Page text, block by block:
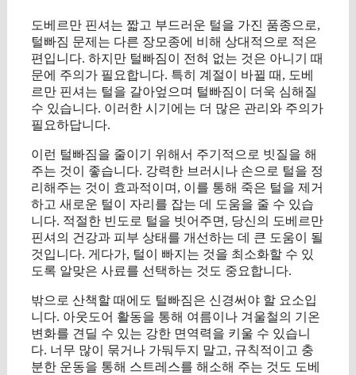
도베르만 핀셔는 짧고 부드러운 털을 가진 품종으로,
털빠짐 문제는 다른 장모종에 비해 상대적으로 적은
편입니다. 하지만 털빠짐이 전혀 없는 것은 아니기 때
문에 주의가 필요합니다. 특히 계절이 바뀔 때, 도베
르만 핀셔는 털을 갈아엎으며 털빠짐이 더욱 심해질
수 있습니다. 이러한 시기에는 더 많은 관리와 주의가
필요하답니다.
이런 털빠짐을 줄이기 위해서 주기적으로 빗질을 해
주는 것이 좋습니다. 강력한 브러시나 손으로 털을 정
리해주는 것이 효과적이며, 이를 통해 죽은 털을 제거
하고 새로운 털이 자리를 잡는 데 도움을 줄 수 있습
니다. 적절한 빈도로 털을 빗어주면, 당신의 도베르만
핀셔의 건강과 피부 상태를 개선하는 데 큰 도움이 될
것입니다. 게다가, 털이 빠지는 것을 최소화할 수 있
도록 알맞은 사료를 선택하는 것도 중요합니다.
밖으로 산책할 때에도 털빠짐은 신경써야 할 요소입
니다. 아웃도어 활동을 통해 여름이나 겨울철의 기온
변화를 견딜 수 있는 강한 면역력을 키울 수 있습니
다. 너무 많이 묶거나 가둬두지 말고, 규칙적이고 충
분한 운동을 통해 스트레스를 해소해 주는 것도 도베